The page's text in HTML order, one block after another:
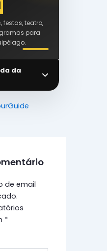
festas, teatro,
para
da
de email
*